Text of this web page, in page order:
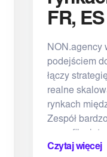
FR,
NON.agency
podejściem
łączy
realne
rynkach
Zespół
ma kluczowe
Czytaj więcej